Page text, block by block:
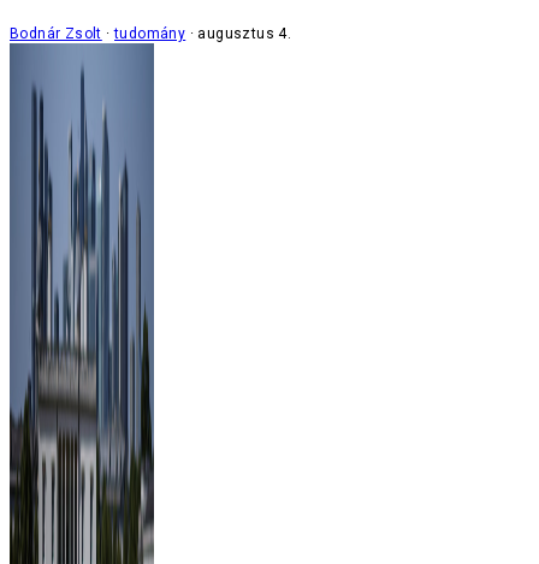
Bodnár Zsolt tudomány augusztus 4.